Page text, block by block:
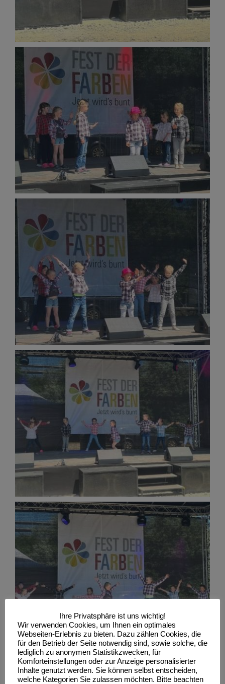
Ihre Privatsphäre ist uns wichtig!
Wir verwenden Cookies, um Ihnen ein optimales
Webseiten-Erlebnis zu bieten. Dazu zählen Cookies, die
für den Betrieb der Seite notwendig sind, sowie solche, die
lediglich zu anonymen Statistikzwecken, für
Komforteinstellungen oder zur Anzeige personalisierter
Inhalte genutzt werden. Sie können selbst entscheiden,
welche Kategorien Sie zulassen möchten. Bitte beachten